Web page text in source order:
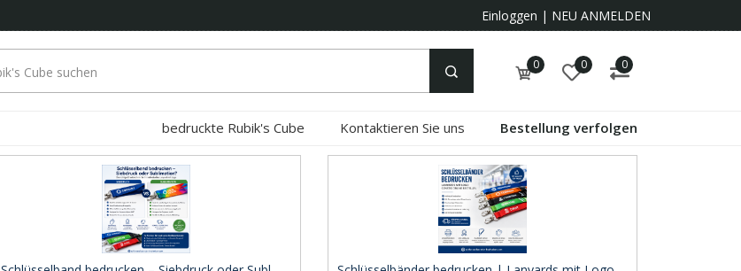
Einloggen | NEU ANMELDEN
0 0 0
bedruckte Rubik's Cube Kontaktieren Sie uns Bestellung verfolgen